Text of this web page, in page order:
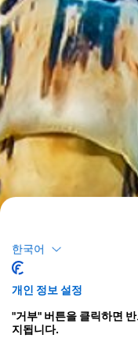
한국어
개인 정보 설정
"거부" 버튼을 클릭하면
지됩니다.